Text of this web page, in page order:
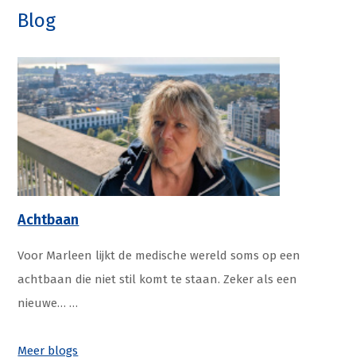
Blog
Achtbaan
Voor Marleen lijkt de medische wereld soms op een
achtbaan die niet stil komt te staan. Zeker als een
nieuwe……
Meer blogs